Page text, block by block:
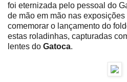
foi eternizada pelo pessoal do
de mão em mão nas
comemorar o lançamento do
estas roladinhas, capturadas
lentes do Gatoca.